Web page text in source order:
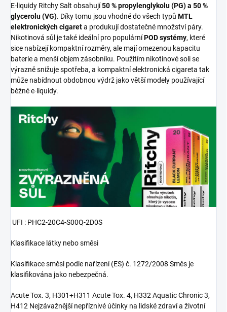
E-liquidy Ritchy Salt obsahují50 % propylenglykolu (PG) a 50 %
glycerolu (VG). Díky tomu jsou vhodné do všech typů MTL
elektronických cigareta produkují dostatečné množství páry.
Nikotinová sůl je také ideální pro populárníPOD systémy, které
sice nabízejí kompaktní rozměry, ale mají omezenou kapacitu
baterie a menší objem zásobníku. Použitím nikotinové soli se
výrazně snižuje spotřeba, a kompaktní elektronická cigareta tak
může nabídnout obdobnou výdrž jako větší modely používající
běžné e-liquidy.
UFI : PHC2-20C4-S00Q-2D0S
Klasifikace látky nebo směsi
Klasifikace směsi podle nařízení (ES) č. 1272/2008 Směs je
klasifikována jako nebezpečná.
Acute Tox. 3, H301+H311 Acute Tox. 4, H332 Aquatic Chronic 3,
H412 Nejzávažnější nepříznivé účinky na lidské zdraví a životní